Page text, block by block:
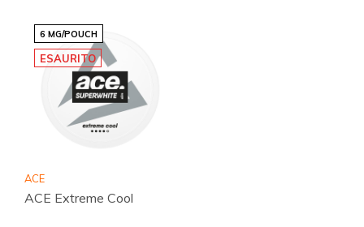
6 MG/POUCH
ESAURITO
ACE
ACE Extreme Cool